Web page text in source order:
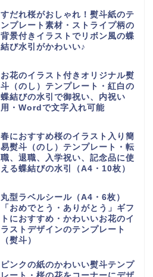
すだれ桜がおしゃれ！熨斗紙のテ
ンプレート素材・ストライプ柄の
背景付きイラストでリボン風の蝶
結び水引がかわいい♪
お花のイラスト付きオリジナル熨
斗（のし）テンプレート・紅白の
蝶結びの水引で御祝い、内祝い
用・Wordで文字入れ可能
春におすすめ桜のイラスト入り簡
易熨斗（のし）テンプレート・転
職、退職、入学祝い、記念品に使
える蝶結びの水引（A4・10枚）
丸型ラベルシール（A4・6枚）
「おめでとう・ありがとう」ギフ
トにおすすめ・かわいいお花のイ
ラストデザインのテンプレート
（熨斗）
ピンクの紙のかわいい熨斗テンプ